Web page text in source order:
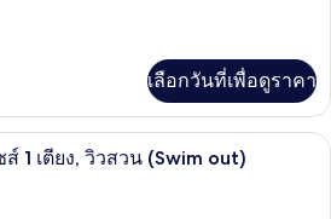
เลือกวันที่เพื่อดูราคา
เครื่องนอนระดับพรีเมียม, เตียงพร้อม
1 เตียง, วิวสวน (Swim out)